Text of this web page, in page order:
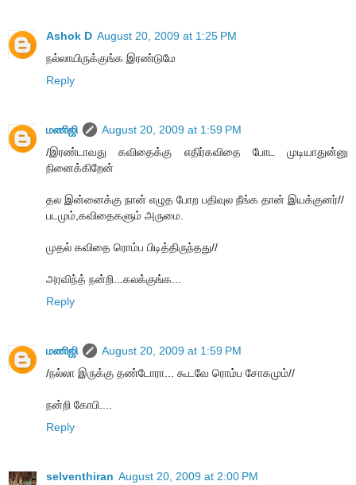
Ashok D August 20, 2009 at 1:25 PM
நல்லாயிருக்குங்க இரண்டுமே
Reply
மணிஜி
August 20, 2009 at 1:59 PM
/இரண்டாவது கவிதைக்கு எதிர்கவிதை போட முடியாதுன்னு
நினைக்கிறேன்
தல இன்னைக்கு நான் எழுத போற பதிவுல நீங்க தான் இயக்குனர்//
படமும்,கவிதைகளும் அருமை.
முதல் கவிதை ரொம்ப பிடித்திருந்தது//
அரவிந்த் நன்றி...கலக்குங்க...
Reply
மணிஜி
August 20, 2009 at 1:59 PM
/ந‌ல்லா இருக்கு த‌ண்டோரா... கூட‌வே ரொம்ப‌ சோகமும்//
நன்றி கோபி....
Reply
selventhiran August 20, 2009 at 2:00 PM